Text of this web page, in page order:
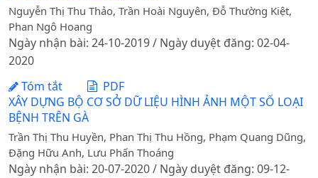
Nguyễn Thị Thu Thảo, Trần Hoài Nguyên, Đỗ Thường Kiệt,
Phan Ngô Hoang
Ngày nhận bài: 24-10-2019 / Ngày duyệt đăng: 02-04-
2020
Tóm tắt
PDF
XÂY DỰNG BỘ CƠ SỞ DỮ LIỆU HÌNH ẢNH MỘT SỐ LOẠI
BỆNH TRÊN GÀ
Trần Thị Thu Huyền, Phan Thị Thu Hồng, Phạm Quang Dũng,
Đặng Hữu Anh, Lưu Phấn Thoáng
Ngày nhận bài: 20-07-2020 / Ngày duyệt đăng: 09-12-